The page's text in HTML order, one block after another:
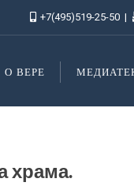
+7(495)519-25-50
О ВЕРЕ
храма.